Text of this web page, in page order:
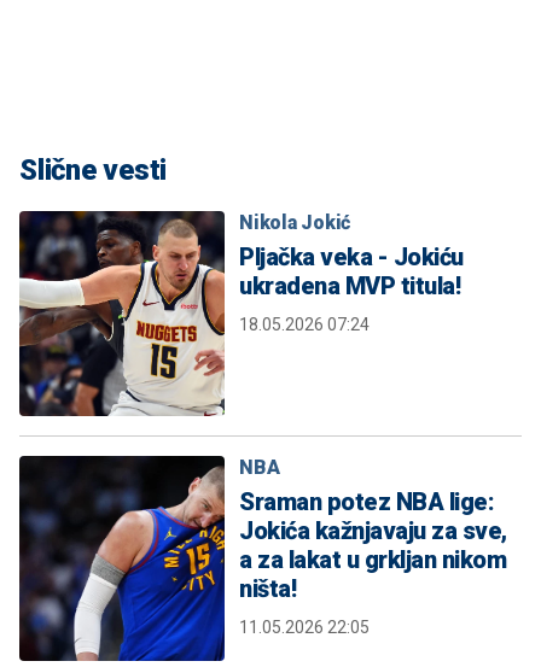
Slične vesti
Nikola Jokić
Pljačka veka - Jokiću
ukradena MVP titula!
18.05.2026 07:24
NBA
Sraman potez NBA lige:
Jokića kažnjavaju za sve,
a za lakat u grkljan nikom
ništa!
11.05.2026 22:05